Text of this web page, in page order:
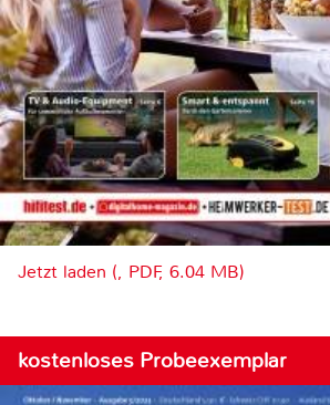
Jetzt laden (, PDF, 6.04 MB)
kostenloses Probeexemplar